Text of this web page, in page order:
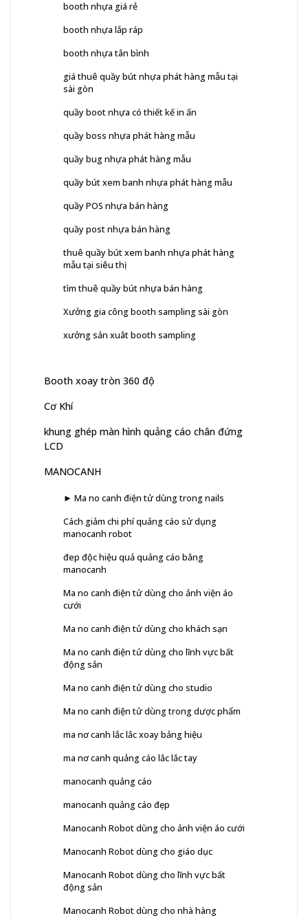
booth nhựa giá rẻ
booth nhựa lắp ráp
booth nhựa tân bình
giá thuê quầy bút nhựa phát hàng mẫu tại
sài gòn
quầy boot nhựa có thiết kế in ấn
quầy boss nhựa phát hàng mẫu
quầy bug nhựa phát hàng mẫu
quầy bút xem banh nhựa phát hàng mẫu
quầy POS nhựa bán hàng
quầy post nhựa bán hàng
thuê quầy bút xem banh nhựa phát hàng
mẫu tại siêu thị
tìm thuê quầy bút nhựa bán hàng
Xưởng gia công booth sampling sài gòn
xưởng sản xuât booth sampling
Booth xoay tròn 360 độ
Cơ Khí
khung ghép màn hình quảng cáo chân đứng
LCD
MANOCANH
► Ma no canh điện tử dùng trong nails
Cách giảm chi phí quảng cáo sử dụng
manocanh robot
đep độc hiệu quả quảng cáo bằng
manocanh
Ma no canh điện tử dùng cho ảnh viện áo
cưới
Ma no canh điện tử dùng cho khách sạn
Ma no canh điện tử dùng cho lĩnh vực bất
động sản
Ma no canh điện tử dùng cho studio
Ma no canh điện tử dùng trong dược phẩm
ma nơ canh lắc lắc xoay bảng hiệu
ma nơ canh quảng cáo lắc lắc tay
manocanh quảng cáo
manocanh quảng cáo đẹp
Manocanh Robot dùng cho ảnh viện áo cưới
Manocanh Robot dùng cho giáo dục
Manocanh Robot dùng cho lĩnh vực bất
động sản
Manocanh Robot dùng cho nhà hàng